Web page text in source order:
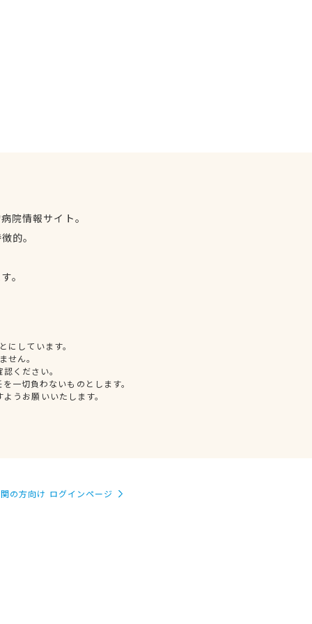
院情報サイト。
的。
。
しています。
せん。
ください。
一切負わないものとします。
うお願いいたします。
の方向け ログインページ